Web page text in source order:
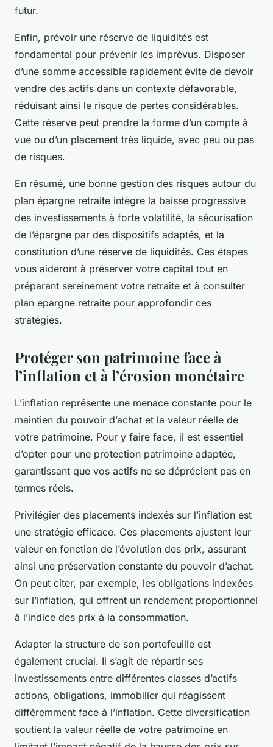
futur.
Enfin, prévoir une réserve de liquidités est
fondamental pour prévenir les imprévus. Disposer
d’une somme accessible rapidement évite de devoir
vendre des actifs dans un contexte défavorable,
réduisant ainsi le risque de pertes considérables.
Cette réserve peut prendre la forme d’un compte à
vue ou d’un placement très liquide, avec peu ou pas
de risques.
En résumé, une bonne gestion des risques autour du
plan épargne retraite intègre la baisse progressive
des investissements à forte volatilité, la sécurisation
de l’épargne par des dispositifs adaptés, et la
constitution d’une réserve de liquidités. Ces étapes
vous aideront à préserver votre capital tout en
préparant sereinement votre retraite et à consulter
plan epargne retraite pour approfondir ces
stratégies.
Protéger son patrimoine face à
l’inflation et à l’érosion monétaire
L’inflation représente une menace constante pour le
maintien du pouvoir d’achat et la valeur réelle de
votre patrimoine. Pour y faire face, il est essentiel
d’opter pour une protection patrimoine adaptée,
garantissant que vos actifs ne se déprécient pas en
termes réels.
Privilégier des placements indexés sur l’inflation est
une stratégie efficace. Ces placements ajustent leur
valeur en fonction de l’évolution des prix, assurant
ainsi une préservation constante du pouvoir d’achat.
On peut citer, par exemple, les obligations indexées
sur l’inflation, qui offrent un rendement proportionnel
à l’indice des prix à la consommation.
Adapter la structure de son portefeuille est
également crucial. Il s’agit de répartir ses
investissements entre différentes classes d’actifs
actions, obligations, immobilier qui réagissent
différemment face à l’inflation. Cette diversification
soutient la valeur réelle de votre patrimoine en